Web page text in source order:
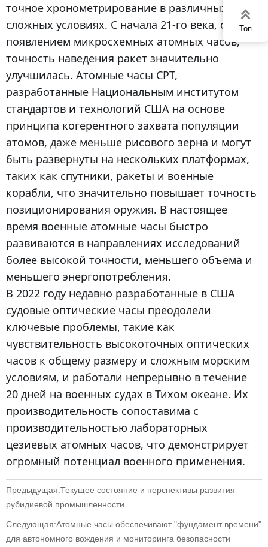
точное хронометрирование в различных
сложных условиях. С начала 21-го века, с
появлением микросхемных атомных часов,
точность наведения ракет значительно
улучшилась. Атомные часы CPT,
разработанные Национальным институтом
стандартов и технологий США на основе
принципа когерентного захвата популяции
атомов, даже меньше рисового зерна и могут
быть развернуты на нескольких платформах,
таких как спутники, ракеты и военные
корабли, что значительно повышает точность
позиционирования оружия. В настоящее
время военные атомные часы быстро
развиваются в направлениях исследований
более высокой точности, меньшего объема и
меньшего энергопотребления.
В 2022 году недавно разработанные в США
судовые оптические часы преодолели
ключевые проблемы, такие как
чувствительность высокоточных оптических
часов к общему размеру и сложным морским
условиям, и работали непрерывно в течение
20 дней на военных судах в Тихом океане. Их
производительность сопоставима с
производительностью лабораторных
цезиевых атомных часов, что демонстрирует
огромный потенциал военного применения.
Предыдущая:Текущее состояние и перспективы развития
рубидиевой промышленности
Следующая:Атомные часы обеспечивают "фундамент времени"
для автономного вождения и мониторинга безопасности

Топ